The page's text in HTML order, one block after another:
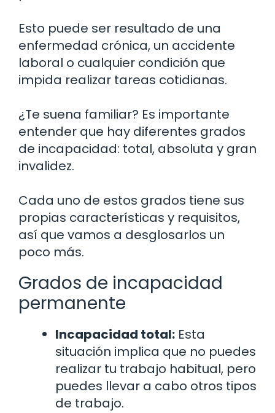
Esto puede ser resultado de una
enfermedad crónica, un accidente
laboral o cualquier condición que
impida realizar tareas cotidianas.
¿Te suena familiar? Es importante
entender que hay diferentes grados
de incapacidad: total, absoluta y gran
invalidez.
Cada uno de estos grados tiene sus
propias características y requisitos,
así que vamos a desglosarlos un
poco más.
Grados de incapacidad
permanente
Incapacidad total: Esta
situación implica que no puedes
realizar tu trabajo habitual, pero
puedes llevar a cabo otros tipos
de trabajo.